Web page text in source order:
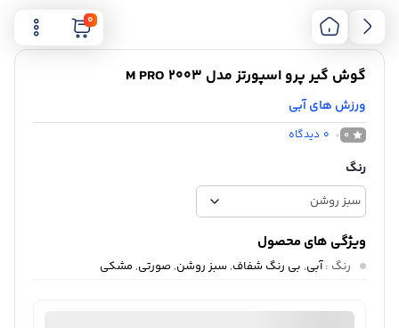
0
گوش گیر پرو اسپورتز مدل M PRO 2003
ورزش های آبی
0
0 دیدگاه
رنگ
ویژگی های محصول
رنگ :آبی, بی رنگ شفاف, سبز روشن,صورتی, مشکی